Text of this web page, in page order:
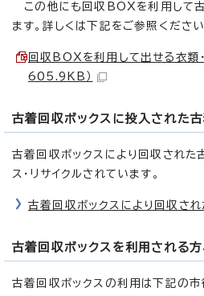
この他にも回収BOXを利用して
ます。詳しくは下記をご参照くださ
回収BOXを利用して出せる衣類
605.9KB）
古着回収ボックスに投入された古
古着回収ボックスにより回収された
ス・リサイクルされています。
古着回収ボックスにより回収さ
古着回収ボックスを利用される
古着回収ボックスの利用は下記の市